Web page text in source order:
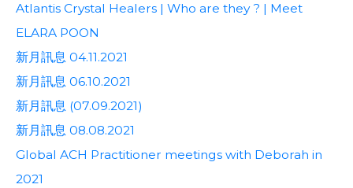
Atlantis Crystal Healers | Who are they ? | Meet
ELARA POON
新月訊息 04.11.2021
新月訊息 06.10.2021
新月訊息 (07.09.2021)
新月訊息 08.08.2021
Global ACH Practitioner meetings with Deborah in
2021